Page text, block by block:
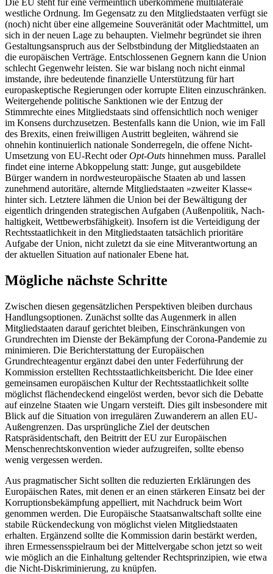
westliche Ord­nung. Im Gegensatz zu den Mitgliedstaaten verfügt sie
(noch) nicht über eine allgemeine Souveränität oder Machtmittel, um
sich in der neuen Lage zu behaupten. Vielmehr begründet sie ihren
Gestaltungsanspruch aus der Selbstbindung der Mitgliedstaaten an
die europäischen Verträge. Entschlossenen Gegnern kann die Union
schlecht Gegen­wehr leisten. Sie war bislang noch nicht einmal
imstande, ihre bedeutende finan­ziel­le Unterstützung für hart
europaskeptische Regierungen oder korrupte Eliten ein­zuschränken.
Weitergehende politische Sanktionen wie der Entzug der
Stimmrechte eines Mitgliedstaats sind offensichtlich noch weniger
im Konsens durch­zusetzen. Bestenfalls kann die Union, wie im Fall
des Brexits, einen freiwilligen Austritt begleiten, während sie
ohnehin kontinuierlich nationale Sonderregeln, die offene Nicht-
Umsetzung von EU-Recht oderOpt-Outs hin­nehmen muss. Parallel
findet eine interne Abkoppelung statt: Junge, gut aus­gebildete
Bürger wandern in nordwesteuropäische Staaten ab und lassen
zunehmend autoritä­re, alternde Mitgliedstaaten »zwei­ter Klasse«
hinter sich. Letztere lähmen die Union bei der Bewältigung der
eigentlich dringenden strategischen Aufgaben (Außenpolitik, Nach­
haltigkeit, Wettbewerbsfähigkeit). Insofern ist die Verteidigung der
Rechtsstaatlichkeit in den Mitgliedstaaten tatsächlich prioritäre
Aufgabe der Union, nicht zuletzt da sie eine Mitverantwortung an
der aktuellen Situa­tion auf nationaler Ebene hat.
Mögliche nächste Schritte
Zwischen diesen gegensätzlichen Perspektiven bleiben durchaus
Handlungsoptionen. Zunächst sollte das Augenmerk in allen
Mitglied­staaten darauf gerichtet bleiben, Einschrän­kungen von
Grundrechten im Dienste der Bekämpfung der Corona-Pan­demie zu
minimieren. Die Berichterstattung der Europäischen
Grundrechteagentur ergänzt dabei den unter Feder­führung der
Kommission erstellten Rechtsstaatlichkeitsbericht. Die Idee einer
gemeinsamen euro­päischen Kultur der Rechtsstaatlichkeit sollte
möglichst flächendeckend eingelöst werden, bevor sich die Debatte
auf einzelne Staaten wie Ungarn versteift. Dies gilt ins­besondere mit
Blick auf die Situation von irregulären Zuwanderern an allen EU-
Außengrenzen. Das ursprüngliche Ziel der deutschen
Ratspräsidentschaft, den Beitritt der EU zur Europäischen
Menschenrechtskonvention wieder aufzugreifen, sollte ebenso
wenig vergessen werden.
Aus pragmatischer Sicht sollten die redu­zierten Erklärungen des
Europäischen Rates, mit denen er an einen stärkeren Ein­satz bei der
Korruptionsbekämpfung appel­liert, mit Nachdruck beim Wort
genommen werden. Die Europäische Staatsanwaltschaft sollte eine
stabile Rückendeckung von mög­lichst vielen Mitgliedstaaten
erhalten. Ergän­zend sollte die Kommission darin bestärkt werden,
ihren Ermes­sensspielraum bei der Mittelvergabe schon jetzt so weit
wie mög­lich an die Einhaltung geltender Rechtsprinzipien, wie etwa
die Nicht-Diskriminie­rung, zu knüpfen.